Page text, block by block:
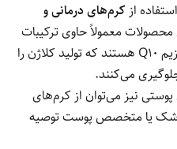
از کرم‌های درمانی و
محصولات معمولاً حاوی ترکیبات
فعالی مانند رتینول، پپتیدها یا کوآنزیم Q10 هستند که تولید کلاژن را
می‌کنند.
پوستی نیز می‌توان از کرم‌های
یا متخصص پوست توصیه